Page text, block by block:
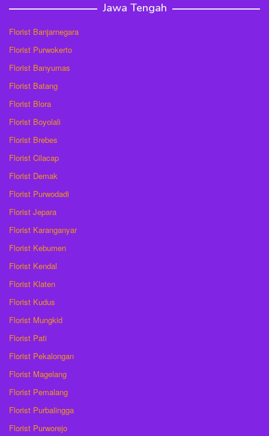
Jawa Tengah
Florist Banjarnegara
Florist Purwokerto
Florist Banyumas
Florist Batang
Florist Blora
Florist Boyolali
Florist Brebes
Florist Cilacap
Florist Demak
Florist Purwodadi
Florist Jepara
Florist Karanganyar
Florist Kebumen
Florist Kendal
Florist Klaten
Florist Kudus
Florist Mungkid
Florist Pati
Florist Pekalongan
Florist Magelang
Florist Pemalang
Florist Purbalingga
Florist Purworejo